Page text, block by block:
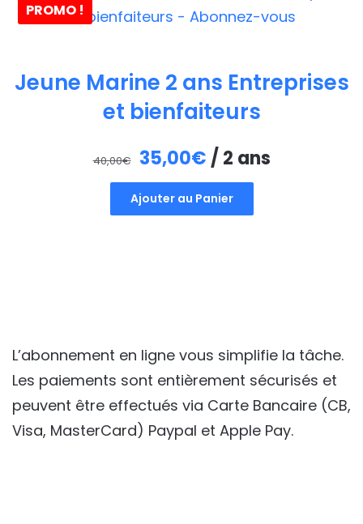
PROMO !
Jeune Marine 2 ans Entreprises
et bienfaiteurs
40,00€
Le
prix
initial
35,00€Le
prix
actuel
/ 2 ans
Ajouter au Panier
L’abonnement en ligne vous simplifie la tâche.
Les paiements sont entièrement sécurisés et
peuvent être effectués via Carte Bancaire (CB,
Visa, MasterCard) Paypal et Apple Pay.